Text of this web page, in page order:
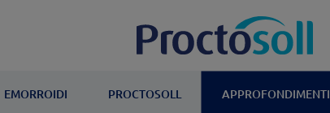
EMORROIDI PROCTOSOLL APPROFONDIMENTI